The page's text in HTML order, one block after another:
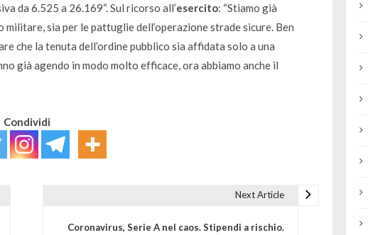
da 6.525 a 26.169“. Sul ricorso all’esercito: “Stiamo già
sia per le pattuglie dell’operazione strade sicure. Ben
che la tenuta dell’ordine pubblico sia affidata solo a una
già agendo in modo molto efficace, ora abbiamo anche il
Condividi
Next Article
Coronavirus, Serie A nel caos. Stipendi a rischio.